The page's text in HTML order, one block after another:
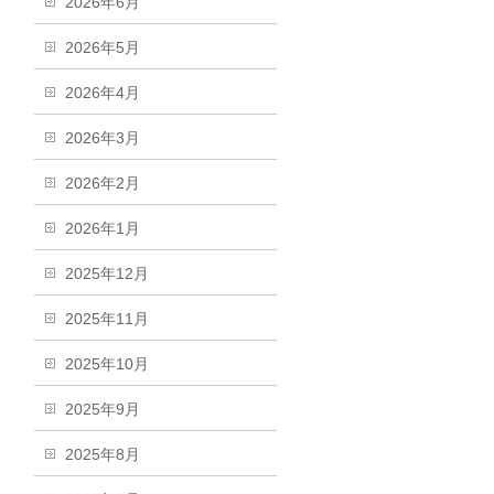
2026年5月
2026年4月
2026年3月
2026年2月
2026年1月
2025年12月
2025年11月
2025年10月
2025年9月
2025年8月